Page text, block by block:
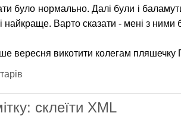
було нормально. Далі були і
найкраще. Варто сказати - мені з ними
вересня викотити колегам пляшечку
закінчення допис
склеїти XML